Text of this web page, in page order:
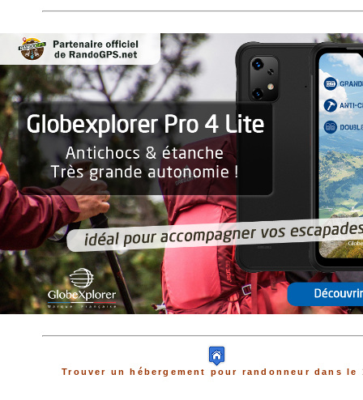
Trouver un hébergement pour randonneur dans le